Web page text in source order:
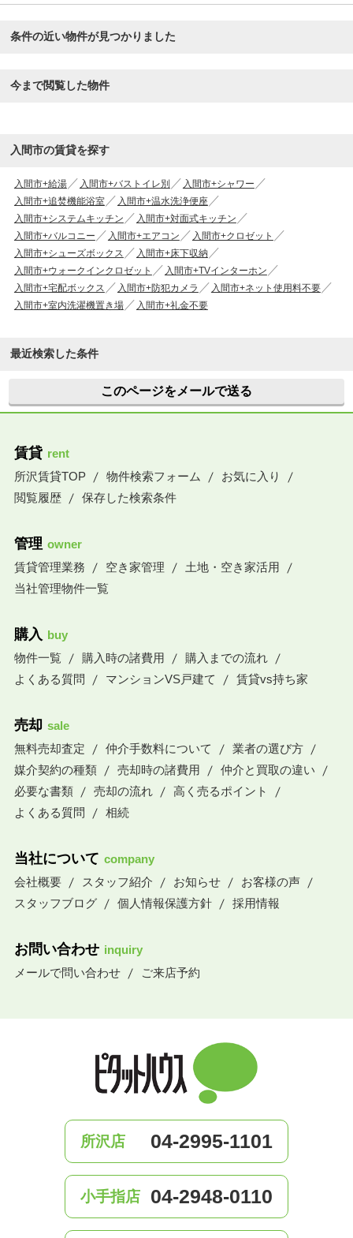
条件の近い物件が見つかりました
今まで閲覧した物件
入間市の賃貸を探す
入間市+給湯 入間市+バストイレ別
入間市+シャワー
入間市+追焚機能浴室
入間市+温水洗浄便座
入間市+システムキッチン
入間市+対面式キッチン
入間市+バルコニー
入間市+エアコン
入間市+クロゼット
入間市+シューズボックス
入間市+床下収納
入間市+ウォークインクロゼット
入間市+TVインターホン
入間市+宅配ボックス
入間市+防犯カメラ
入間市+ネット使用料不要
入間市+室内洗濯機置き場
入間市+礼金不要
最近検索した条件
このページをメールで送る
賃貸 rent
所沢賃貸TOP
物件検索フォーム
お気に入り
閲覧履歴
保存した検索条件
管理 owner
賃貸管理業務
空き家管理
土地・空き家活用
当社管理物件一覧
購入 buy
物件一覧
購入時の諸費用
購入までの流れ
よくある質問
マンションVS戸建て 賃貸vs持ち家
売却 sale
無料売却査定
仲介手数料について
業者の選び方
媒介契約の種類
売却時の諸費用
仲介と買取の違い
必要な書類
売却の流れ
高く売るポイント
よくある質問
相続
当社について company
会社概要
スタッフ紹介 お知らせ
お客様の声
スタッフブログ
個人情報保護方針 採用情報
お問い合わせ inquiry
メールで問い合わせ
ご来店予約
所沢店 04-2995-1101
小手指店 04-2948-0110